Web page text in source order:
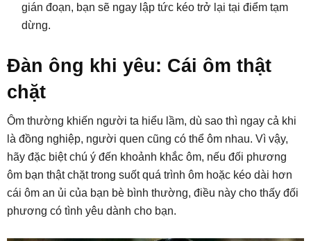
gián đoạn, bạn sẽ ngay lập tức kéo trở lại tại điểm tạm
dừng.
Đàn ông khi yêu: Cái ôm thật
chặt
Ôm thường khiến người ta hiểu lầm, dù sao thì ngay cả khi
là đồng nghiệp, người quen cũng có thể ôm nhau. Vì vậy,
hãy đặc biệt chú ý đến khoảnh khắc ôm, nếu đối phương
ôm bạn thật chặt trong suốt quá trình ôm hoặc kéo dài hơn
cái ôm an ủi của bạn bè bình thường, điều này cho thấy đối
phương có tình yêu dành cho bạn.